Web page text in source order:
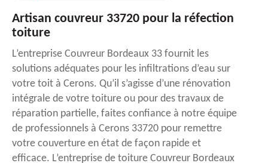
Artisan couvreur 33720 pour la réfection
toiture
L’entreprise Couvreur Bordeaux 33 fournit les
solutions adéquates pour les infiltrations d’eau sur
votre toit à Cerons. Qu’il s’agisse d’une rénovation
intégrale de votre toiture ou pour des travaux de
réparation partielle, faites confiance à notre équipe
de professionnels à Cerons 33720 pour remettre
votre couverture en état de façon rapide et
efficace. L’entreprise de toiture Couvreur Bordeaux